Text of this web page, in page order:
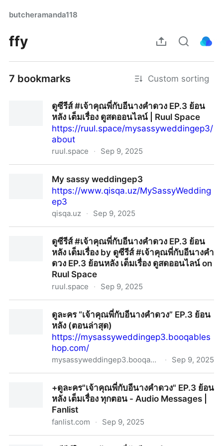
butcheramanda118
ffy
7 bookmarks Custom sorting
ดูซีรีส์ #เจ้าคุณพี่กับอีนางคำดวง EP.3 ย้อน
หลัง เต็มเรื่อง ดูสดออนไลน์ | Ruul Space
https://ruul.space/mysassyweddingep3/
about
ruul.space · Sep 9, 2025
สดออนไลน์ | Ruul Space
My sassy weddingep3
https://www.qisqa.uz/MySassyWedding
ep3
qisqa.uz · Sep 9, 2025
ดูซีรีส์ #เจ้าคุณพี่กับอีนางคำดวง EP.3 ย้อน
หลัง เต็มเรื่อง by ดูซีรีส์ #เจ้าคุณพี่กับอีนางคำ
ดวง EP.3 ย้อนหลัง เต็มเรื่อง ดูสดออนไลน์ on
Ruul Space
ruul.space · Sep 9, 2025
by ดูซีรีส์ #เจ้าคุณพี่กับอีนางคำดวง EP.3 ย้อนหลัง เต็ม
เรื่อง ดูสดออนไลน์ on Ruul Space
ดูละคร “เจ้าคุณพี่กับอีนางคำดวง” EP.3 ย้อน
หลัง (ตอนล่าสุด)
https://mysassyweddingep3.booqables
hop.com/
mysassyweddingep3.booqableshop.com · Sep 9, 2025
+ดูละคร"เจ้าคุณพี่กับอีนางคำดวง" EP.3 ย้อน
หลัง เต็มเรื่อง ทุกตอน - Audio Messages |
Fanlist
fanlist.com · Sep 9, 2025